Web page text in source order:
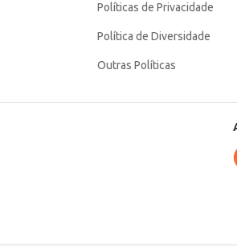
Políticas de Privacidade
Política de Diversidade
Outras Políticas